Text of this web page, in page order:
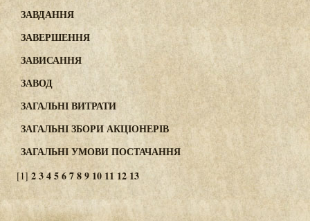
ЗАВДАННЯ
ЗАВЕРШЕННЯ
ЗАВИСАННЯ
ЗАВОД
ЗАГАЛЬНІ ВИТРАТИ
ЗАГАЛЬНІ ЗБОРИ АКЦІОНЕРІВ
ЗАГАЛЬНІ УМОВИ ПОСТАЧАННЯ
[1] 23456789 10 11 12 13